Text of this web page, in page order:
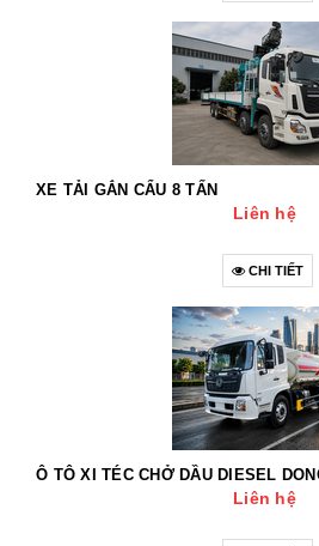
XE TẢI GẮN CẨU 8 TẤN
Liên hệ
CHI TIẾT
Ô TÔ XI TÉC CHỞ DẦU DIESEL
Liên hệ